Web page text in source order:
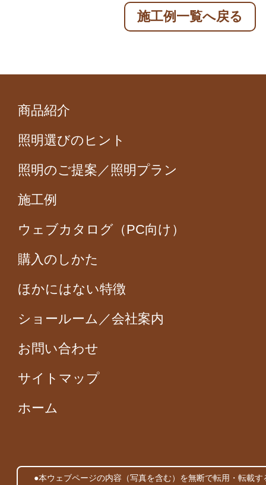
施工例一覧へ戻る
商品紹介
照明選びのヒント
照明のご提案／照明プラン
施工例
ウェブカタログ（PC向け）
購入のしかた
ほかにはない特徴
ショールーム／会社案内
お問い合わせ
サイトマップ
ホーム
●本ウェブページの内容（写真を含む）を無断で転用・転載